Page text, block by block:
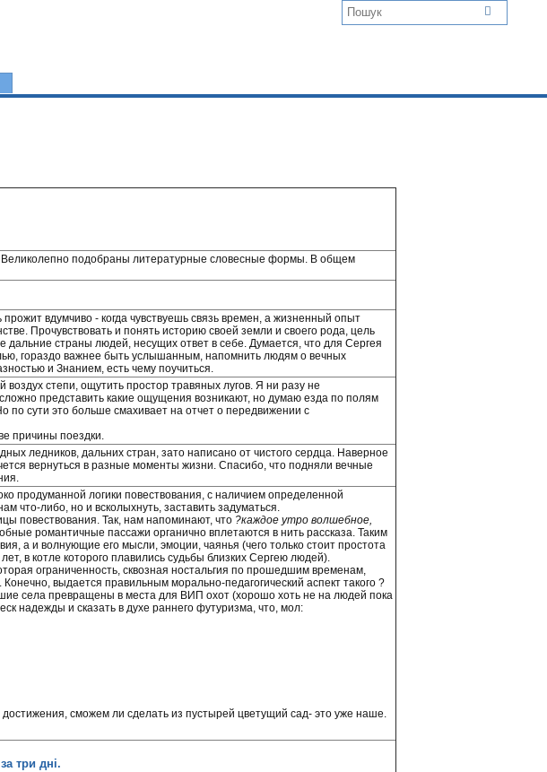
Великолепно подобраны литературные словесные формы. В общем
вдумчиво - когда чувствуешь связь времен, а жизненный опыт
Прочувствовать и понять историю своей земли и своего рода, цель
дальние страны людей, несущих ответ в себе. Думается, что для Сергея
гораздо важнее быть услышанным, напомнить людям о вечных
и Знанием, есть чему поучиться.
степи, ощутить простор травяных лугов. Я ни разу не
представить какие ощущения возникают, но думаю езда по полям
сути это больше смахивает на отчет о передвижении с
причины поездки.
ледников, дальних стран, зато написано от чистого сердца. Наверное
вернуться в разные моменты жизни. Спасибо, что подняли вечные
продуманной логики повествования, с наличием определенной
что-либо, но и всколыхнуть, заставить задуматься.
повествования. Так, нам напоминают, что ?каждое утро волшебное,
романтичные пассажи органично вплетаются в нить рассказа. Таким
а и волнующие его мысли, эмоции, чаянья (чего только стоит простота
в котле которого плавились судьбы близких Сергею людей).
ограниченность, сквозная ностальгия по прошедшим временам,
выдается правильным морально-педагогический аспект такого ?
села превращены в места для ВИП охот (хорошо хоть не на людей пока
надежды и сказать в духе раннего футуризма, что, мол:
сможем ли сделать из пустырей цветущий сад- это уже наше.
три дні.